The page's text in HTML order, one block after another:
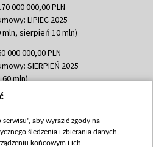
000 000,00 PLN
LIPIEC 2025
sierpień 10 mln)
000 000,00 PLN
SIERPIEŃ 2025
mln)
783 051,21 PLN
mln, październik 350
aby wyrazić zgody na
śledzenia i zbierania danych,
końcowym i ich